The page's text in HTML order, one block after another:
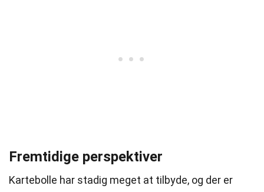
Fremtidige perspektiver
Kartebolle har stadig meget at tilbyde, og der er